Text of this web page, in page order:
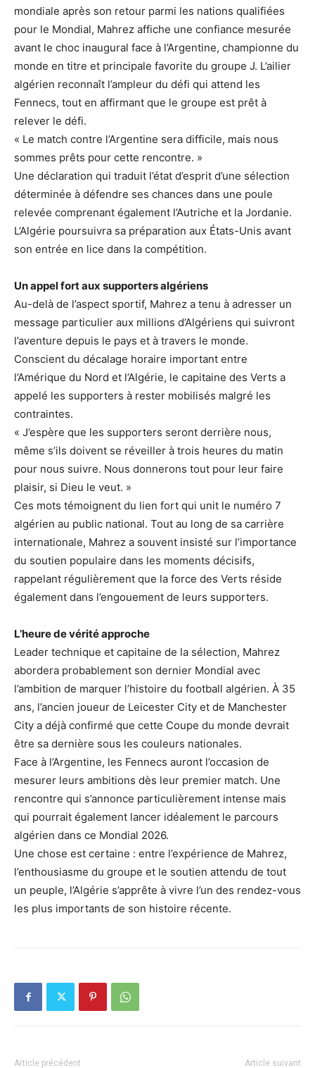
mondiale après son retour parmi les nations qualifiées
pour le Mondial, Mahrez affiche une confiance mesurée
avant le choc inaugural face à l’Argentine, championne du
monde en titre et principale favorite du groupe J. L’ailier
algérien reconnaît l’ampleur du défi qui attend les
Fennecs, tout en affirmant que le groupe est prêt à
relever le défi.
« Le match contre l’Argentine sera difficile, mais nous
sommes prêts pour cette rencontre. »
Une déclaration qui traduit l’état d’esprit d’une sélection
déterminée à défendre ses chances dans une poule
relevée comprenant également l’Autriche et la Jordanie.
L’Algérie poursuivra sa préparation aux États-Unis avant
son entrée en lice dans la compétition.
Un appel fort aux supporters algériens
Au-delà de l’aspect sportif, Mahrez a tenu à adresser un
message particulier aux millions d’Algériens qui suivront
l’aventure depuis le pays et à travers le monde.
Conscient du décalage horaire important entre
l’Amérique du Nord et l’Algérie, le capitaine des Verts a
appelé les supporters à rester mobilisés malgré les
contraintes.
« J’espère que les supporters seront derrière nous,
même s’ils doivent se réveiller à trois heures du matin
pour nous suivre. Nous donnerons tout pour leur faire
plaisir, si Dieu le veut. »
Ces mots témoignent du lien fort qui unit le numéro 7
algérien au public national. Tout au long de sa carrière
internationale, Mahrez a souvent insisté sur l’importance
du soutien populaire dans les moments décisifs,
rappelant régulièrement que la force des Verts réside
également dans l’engouement de leurs supporters.
L’heure de vérité approche
Leader technique et capitaine de la sélection, Mahrez
abordera probablement son dernier Mondial avec
l’ambition de marquer l’histoire du football algérien. À 35
ans, l’ancien joueur de Leicester City et de Manchester
City a déjà confirmé que cette Coupe du monde devrait
être sa dernière sous les couleurs nationales.
Face à l’Argentine, les Fennecs auront l’occasion de
mesurer leurs ambitions dès leur premier match. Une
rencontre qui s’annonce particulièrement intense mais
qui pourrait également lancer idéalement le parcours
algérien dans ce Mondial 2026.
Une chose est certaine : entre l’expérience de Mahrez,
l’enthousiasme du groupe et le soutien attendu de tout
un peuple, l’Algérie s’apprête à vivre l’un des rendez-vous
les plus importants de son histoire récente.
Article précédent Article suivant